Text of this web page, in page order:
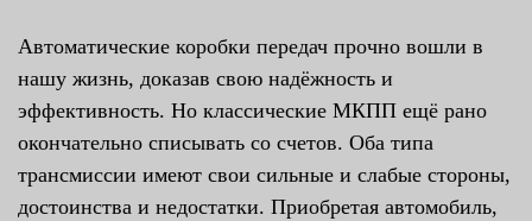
Автоматические коробки передач прочно вошли в
нашу жизнь, доказав свою надёжность и
эффективность. Но классические МКПП ещё рано
окончательно списывать со счетов. Оба типа
трансмиссии имеют свои сильные и слабые стороны,
достоинства и недостатки. Приобретая автомобиль,